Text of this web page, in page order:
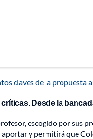
claves de la propuesta
Desde la
escogido por sus
y permitirá que